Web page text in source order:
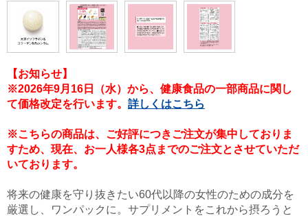
【お知らせ】
※2026年9月16日（水）から、健康食品の一部商品に関し
て価格改定を行います。 詳しくはこちら
※こちらの商品は、ご好評につきご注文が集中しておりま
すため、現在、お一人様各3点までのご注文とさせていただ
いております。
将来の健康を守り抜きたい60代以降の女性のための成分を
厳選し、ワンパックに。サプリメントをこれから摂ろうと